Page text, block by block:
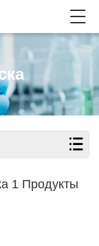
1 Продукты